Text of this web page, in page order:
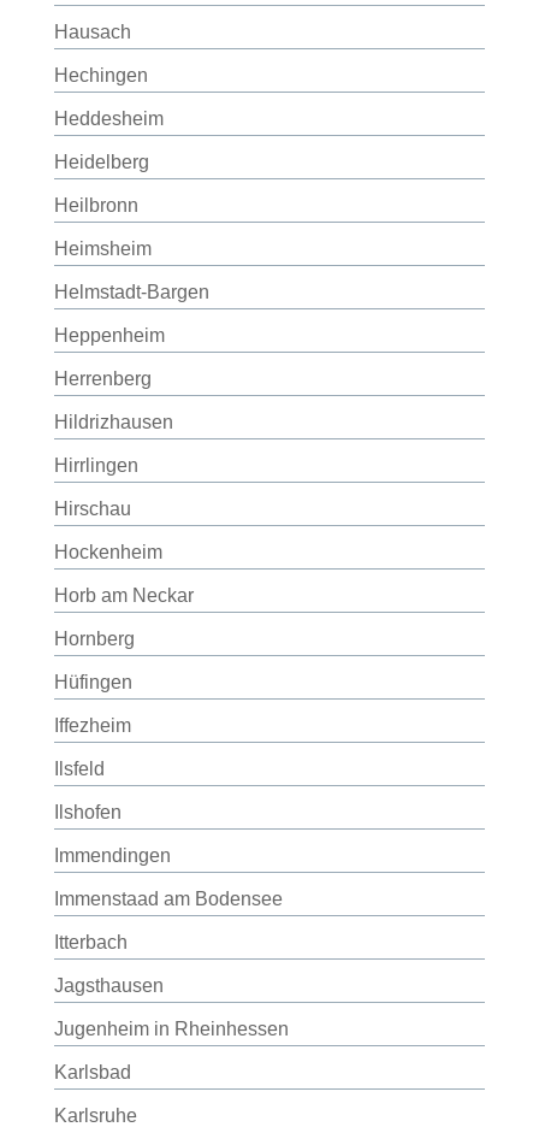
Hausach
Hechingen
Heddesheim
Heidelberg
Heilbronn
Heimsheim
Helmstadt-Bargen
Heppenheim
Herrenberg
Hildrizhausen
Hirrlingen
Hirschau
Hockenheim
Horb am Neckar
Hornberg
Hüfingen
Iffezheim
Ilsfeld
Ilshofen
Immendingen
Immenstaad am Bodensee
Itterbach
Jagsthausen
Jugenheim in Rheinhessen
Karlsbad
Karlsruhe